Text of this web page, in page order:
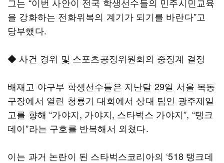
을 강화하는 전화위복의 계기가 되기를 바란다”고
당부했다.
◆ 사건 경위 및 스포츠공정위원회의 중징계 결정
배재고 야구부 학생선수들은 지난달 29일 서울 목동
구장에서 열린 청룡기 대회에서 상대 팀인 광주제일
고를 향해 “가야지, 가야지, 스타벅스 가야지”, “탱크
데이”라는 구호를 반복해서 외쳤다.
이는 과거 논란이 된 스타벅스코리아의 ‘518 탱크데